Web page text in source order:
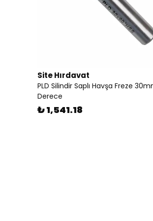
Site Hırdavat
PLD Silindir Saplı Havşa Freze
Derece
₺ 1,541.18